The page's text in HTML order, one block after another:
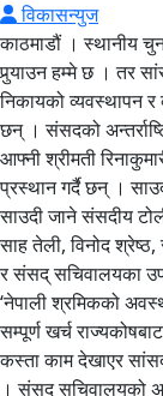
विकासन्युज
काठमाडौं । स्थानीय
पुर्‍याउन हम्मे छ । तर
निकायको व्यवस्थापन र
छन् । संसदको
आफ्नी श्रीमती
प्रस्थान गर्दै छन् ।
साउदी जाने संसदीय
साह तेली, विनोद श्रेष्ठ,
र संसद् सचिवालयका
‘नेपाली श्रमिकको
सम्पूर्ण खर्च
कस्ता काम देखाएर
। संसद् सचिवालयको